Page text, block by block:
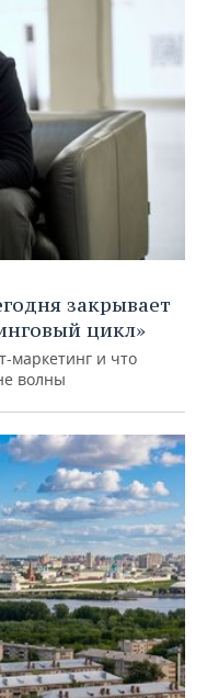
закрывает
цикл»
маркетинг и что
волны